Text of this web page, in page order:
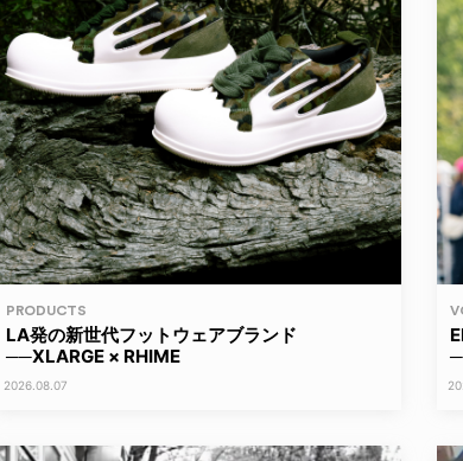
PRODUCTS
LA発の新世代フットウェアブランド
──XLARGE × RHIME
2026.08.07